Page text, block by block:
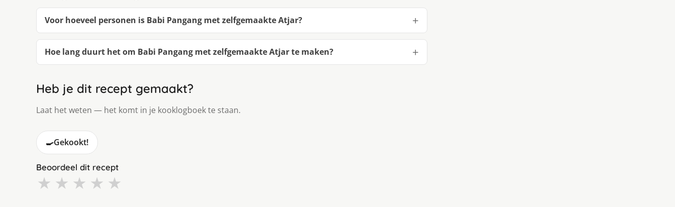
Voor hoeveel personen is Babi Pangang met zelfgemaakte Atjar?
Hoe lang duurt het om Babi Pangang met zelfgemaakte Atjar te maken?
Heb je dit recept gemaakt?
Laat het weten — het komt in je kooklogboek te staan.
🍳Gekookt!
Beoordeel dit recept
★ ★ ★ ★ ★